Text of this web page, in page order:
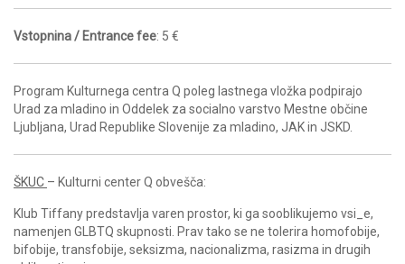
Vstopnina / Entrance fee: 5 €
Program Kulturnega centra Q poleg lastnega vložka podpirajo
Urad za mladino in Oddelek za socialno varstvo Mestne občine
Ljubljana, Urad Republike Slovenije za mladino, JAK in JSKD.
ŠKUC – Kulturni center Q obvešča:
Klub Tiffany predstavlja varen prostor, ki ga sooblikujemo vsi_e,
namenjen GLBTQ skupnosti. Prav tako se ne tolerira homofobije,
bifobije, transfobije, seksizma, nacionalizma, rasizma in drugih